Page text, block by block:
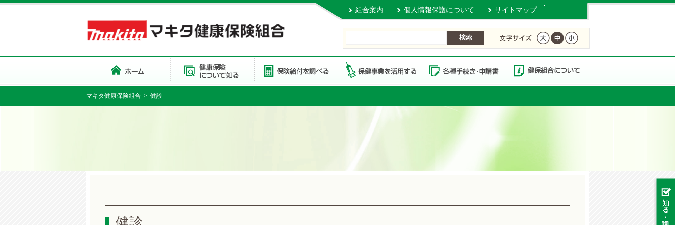
組合案内 個人情報保護について サイトマップ
マキタ健康保険組合 > 健診